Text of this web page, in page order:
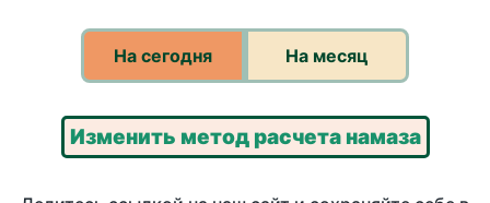
На сегодня На месяц
Изменить метод расчета намаза